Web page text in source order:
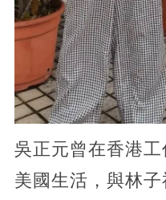
吳正元曾在香港
美國生活，與林